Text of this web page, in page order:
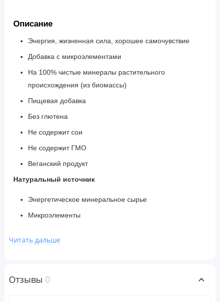
Описание
Энергия, жизненная сила, хорошее самочувствие
Добавка с микроэлементами
На 100% чистые минералы растительного
происхождения (из биомассы)
Пищевая добавка
Без глютена
Не содержит сои
Не содержит ГМО
Веганский продукт
Натуральный источник
Энергетическое минеральное сырье
Микроэлементы
Полностью натуральная пищевая добавка от
минералы в жидкой форме превосходно всасываются в
Читать дальше
Отзывы 0